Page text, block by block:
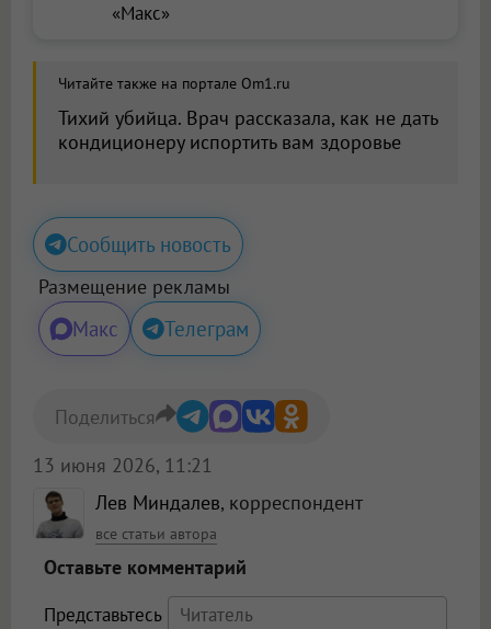
«Макс»
Читайте также на портале Om1.ru
Тихий убийца. Врач рассказала, как не дать
кондиционеру испортить вам здоровье
Сообщить новость
Размещение рекламы
Макс Телеграм
Лев Миндалев, корреспондент
все статьи автора
13 июня 2026, 11:21
Поделиться
Оставьте комментарий
Представьтесь